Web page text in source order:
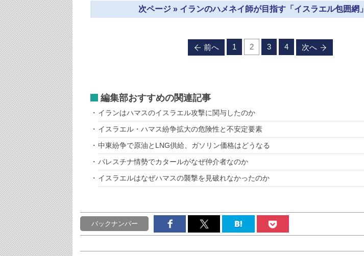
次ページ » イランのハメネイ師が目指す「イスラエル包囲網」
前へ 1 2 3 4 次へ
編集部おすすめの関連記事
イランはハマスのイスラエル攻撃に関与したのか
イスラエル・ハマス紛争拡大の危険性と不安定要素
中東紛争で原油とLNG供給、ガソリン価格はどうなる
パレスチナ情勢でカタールがなぜ仲介者なのか
イスラエルはなぜハマスの襲撃を見破れなかったのか
バックナンバー